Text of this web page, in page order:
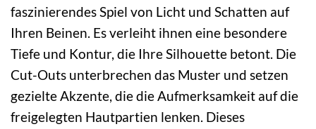
faszinierendes Spiel von Licht und Schatten auf
Ihren Beinen. Es verleiht ihnen eine besondere
Tiefe und Kontur, die Ihre Silhouette betont. Die
Cut-Outs unterbrechen das Muster und setzen
gezielte Akzente, die die Aufmerksamkeit auf die
freigelegten Hautpartien lenken. Dieses